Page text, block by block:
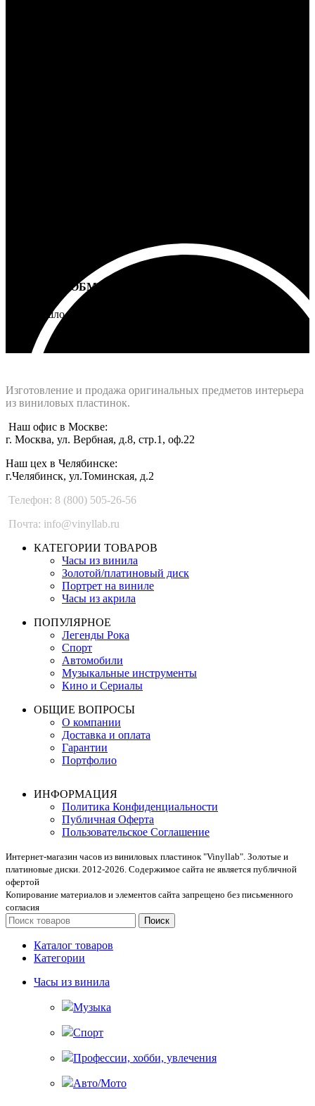
ВОЗВРАТ И ОБМЕН
Не подошло - вернем деньги
Изготовление и продажа оригинальных предметов интерьера
из виниловых пластинок.
Наш офис в Москве:
г. Москва, ул. Вербная, д.8, стр.1, оф.22
Наш цех в Челябинске:
г.Челябинск, ул.Томинская, д.2
Телефон: 8 (800) 505-26-56
Почта: info@vinyllab.ru
КАТЕГОРИИ ТОВАРОВ
Часы из винила
Золотой/платиновый диск
Портрет на виниле
Часы из акрила
ПОПУЛЯРНОЕ
Легенды Рока
Спорт
Автомобили
Музыкальные инструменты
Кино и Сериалы
ОБЩИЕ ВОПРОСЫ
О компании
Доставка и оплата
Гарантии
Портфолио
ИНФОРМАЦИЯ
Политика Конфиденциальности
Публичная Оферта
Пользовательское Соглашение
Интернет-магазин часов из виниловых пластинок "Vinyllab". Золотые и
платиновые диски. 2012-2026. Содержимое сайта не является публичной
офертой
Копирование материалов и элементов сайта запрещено без письменного
согласия
Поиск
Каталог товаров
Категории
Часы из винила
Музыка
Спорт
Профессии, хобби, увлечения
Авто/Мото